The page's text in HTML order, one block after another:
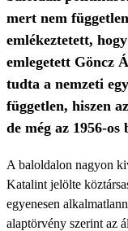
mert nem
emlékeztetett,
emlegetett Göncz
tudta a nemzeti
független, hiszen
de még az 1956-
A baloldalon nagyon
Katalint jelölte
egyenesen
alaptörvény szerint az